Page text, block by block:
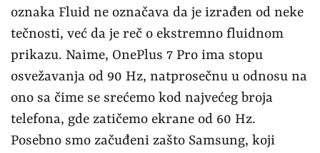
oznaka Fluid ne označava da je izrađen od neke
tečnosti, već da je reč o ekstremno fluidnom
prikazu. Naime, OnePlus 7 Pro ima stopu
osvežavanja od 90 Hz, natprosečnu u odnosu na
ono sa čime se srećemo kod najvećeg broja
telefona, gde zatičemo ekrane od 60 Hz.
Posebno smo začuđeni zašto Samsung, koji